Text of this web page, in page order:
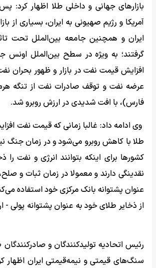
بازارهای جهانی و داخلی طلا اظهار کرد:
آمریکا و رژیم صهیونی به ایران، بسیاری از
ایران و همچنین جامعه بین‌الملل تحت
گرفتند؛ به ویژه در سطح بین‌الملل اونس
افزایش قیمت نفت در بازار و ظهور بحران
عرضه نفت و توقف صادرات نفت از تنگه
فارس)، با افت شدیدی در ارزش روبرو شد.
وی ادامه داد: غالبا زمانی که قیمت نفت
طلا با کاهش روبرو می‌شود و در زمان جنگ
کشورها برای اینکه بتوانند انرژی و نفت را
نقدینگی دارند و معمولا در زمان ثبات و
عنوان پشتوانه بانک مرکزی خود استفاده
از ذخایر طلای خود به عنوان پشتوانه پولی -
رئیس اتحادیه تولیدکنندگان و صادرکنندگان
سنگ‌های قیمتی و نیمه‌قیمتی ایران اظهار